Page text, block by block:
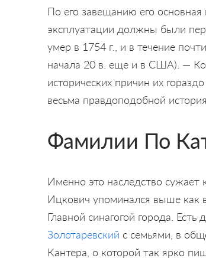
По его завещанию его
эксплуатации должны были
умер в 1754 г., и в течение
начала 20 в. еще и в США). —
исторических причин их
весьма правдоподобной
Фамилии По
Именно это наследство сужает
Ицкович упоминался выше как
Главной синагогой города.
Золотаревский с семьями, в
Кантера, о которой так ярко